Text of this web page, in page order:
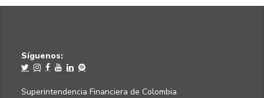
Síguenos:
Superintendencia Financiera de Colombia